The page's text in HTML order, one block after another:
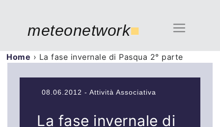
meteonetwork■
Home › La fase invernale di Pasqua 2° parte
08.06.2012 - Attività Associativa
La fase invernale di